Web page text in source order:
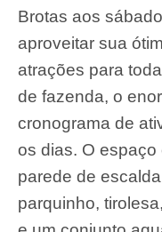
Brotas aos
aproveitar sua
atrações para
de fazenda, o
cronograma de
os dias. O
parede de
parquinho,